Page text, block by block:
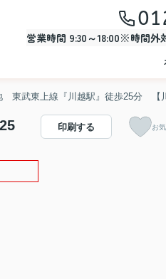
営業時間 9:30～18:00※時間外
東武東上線『川越駅』徒歩25分 【川
印刷する お